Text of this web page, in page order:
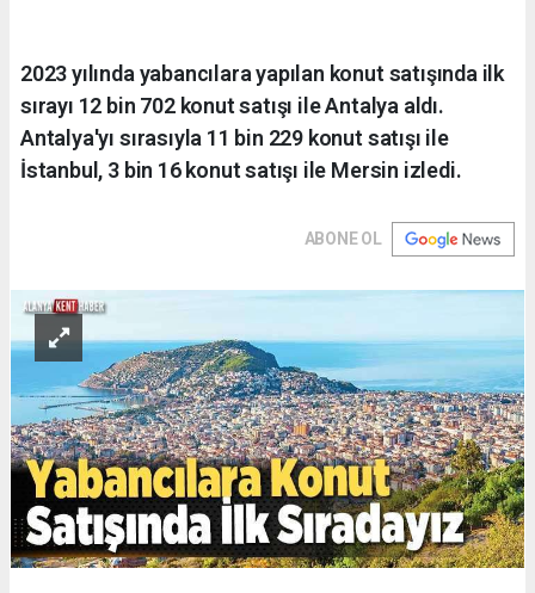
2023 yılında yabancılara yapılan konut satışında ilk
sırayı 12 bin 702 konut satışı ile Antalya aldı.
Antalya'yı sırasıyla 11 bin 229 konut satışı ile
İstanbul, 3 bin 16 konut satışı ile Mersin izledi.
ABONE OL